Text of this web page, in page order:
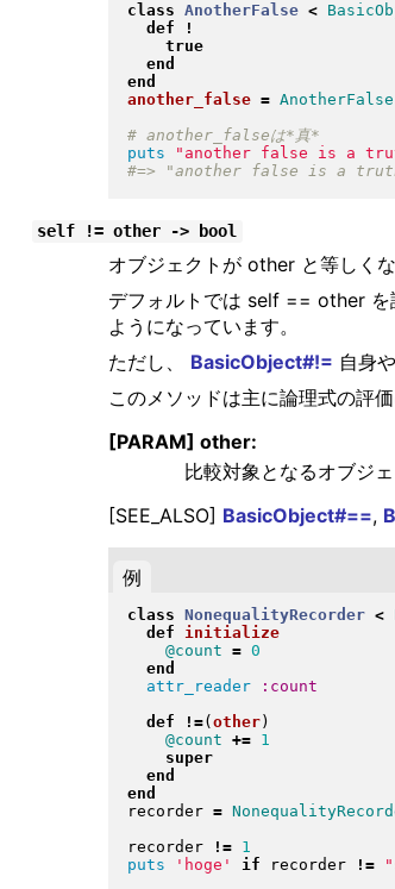
class AnotherFalse <
def
!
true
end
end
another_false = AnotherFalse
puts
" another false is a
self != other -> bool
オブジェクトが other と等しく
デフォルトでは self == other を
ようになっています。
ただし、 BasicObject#!= 自身や
このメソッドは主に論理式の評
[PARAM] other:
比較対象となるオブジェ
[SEE_ALSO] BasicObject#==,
例
class NonequalityRecorder <
def
initialize
@count = 0
end
attr_reader
:count
def
!=(other)
@count +=
1
super
end
end
recorder =
recorder
!=
1
puts
'hoge' if recorder != "